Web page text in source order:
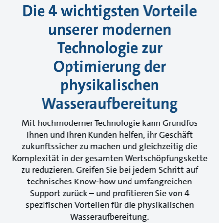
Die 4 wichtigsten Vorteile
unserer modernen
Technologie zur
Optimierung der
physikalischen
Wasseraufbereitung
Mit hochmoderner Technologie kann Grundfos
Ihnen und Ihren Kunden helfen, ihr Geschäft
zukunftssicher zu machen und gleichzeitig die
Komplexität in der gesamten Wertschöpfungskette
zu reduzieren. Greifen Sie bei jedem Schritt auf
technisches Know-how und umfangreichen
Support zurück – und profitieren Sie von 4
spezifischen Vorteilen für die physikalischen
Wasseraufbereitung.